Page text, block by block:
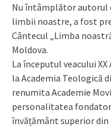
Nu întâmplător autorul
limbii noastre, a fost
Cântecul „Limba
Moldova.
La începutul veacului
la Academia Teologică
renumita Academie
personalitatea
învățământ superior